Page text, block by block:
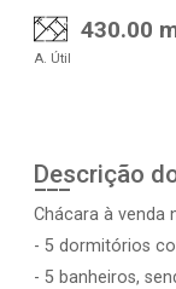
430.00
A. Útil
Descrição
Chácara à venda
- 5 dormitórios
- 5 banheiros,